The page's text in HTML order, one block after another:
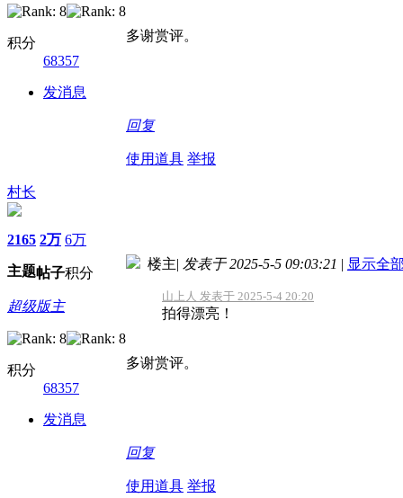
积分
68357
发消息
多谢赏评。
回复
使用道具 举报
村长
2165
主题
2万
帖子
6万
积分
超级版主
积分
68357
发消息
楼主| 发表于 2025-5-5 09:03:21 | 显示全
山上人 发表于 2025-5-4 20:20
拍得漂亮！
多谢赏评。
回复
使用道具 举报